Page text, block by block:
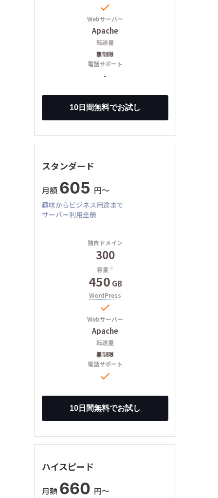

Webサーバー
Apache
転送量
無制限
電話サポート
-
スタンダード
月額 605 円〜
趣味からビジネス用途まで
サーバー利用全般
独自ドメイン
300
容量 ※
450 GB
WordPress

Webサーバー
Apache
転送量
無制限
電話サポート

ハイスピード
月額 660 円〜